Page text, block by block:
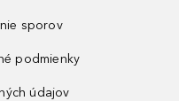
sporov
podmienky
údajov